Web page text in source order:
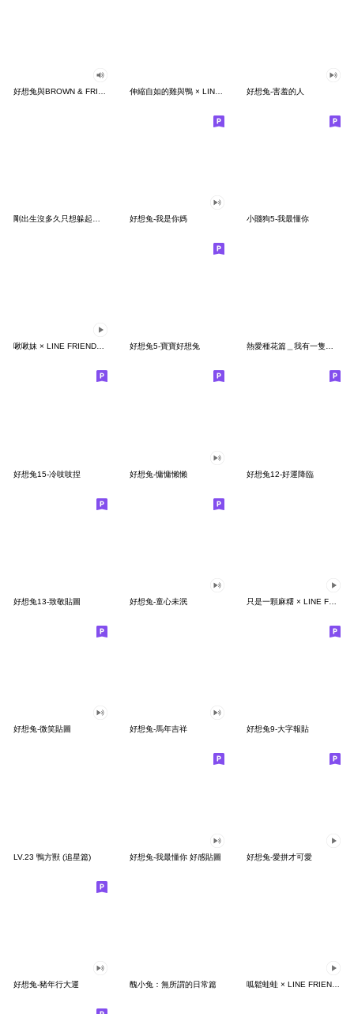
好想兔-害羞的人
好想兔-我是你媽 小賤狗5-我最懂你
啾啾妹 × LINE FRIENDS 好朋友 好想兔5-寶寶好想兔 熱愛種花篇＿我有一隻招財貓 第三彈
好想兔15-冷吱吱捏 好想兔-慵慵懶懶 好想兔12-好運降臨
好想兔13-致敬貼圖 好想兔-童心未泯 只是一顆麻糬 × LINE FRIENDS
好想兔-微笑貼圖 好想兔-馬年吉祥 好想兔9-大字報貼
LV.23 鴨方獸 (追星篇) 好想兔-我最懂你 好感貼圖 好想兔-愛拼才可愛
好想兔-豬年行大運 醜小兔：無所謂的日常篇 呱鬆蛙蛙 × LINE FRIENDS 沒人想上班